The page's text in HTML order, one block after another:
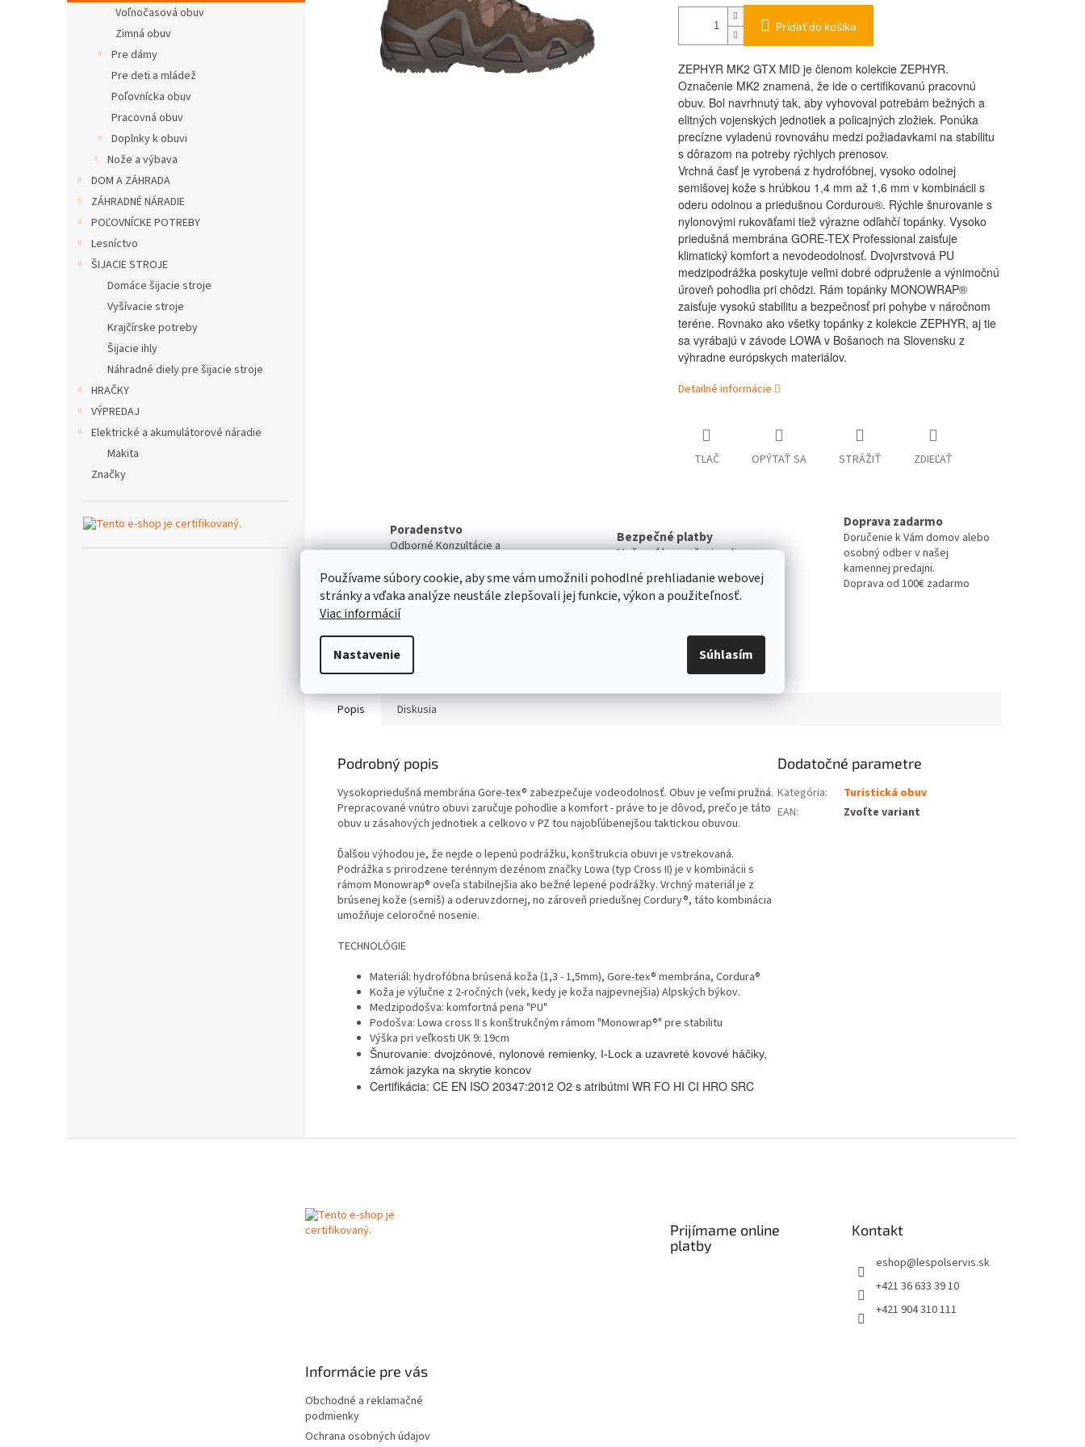
Používame súbory cookie, aby sme vám umožnili pohodlné prehliadanie webovej
stránky a vďaka analýze neustále zlepšovali jej funkcie, výkon a použiteľnosť.
Viac informácií
Nastavenie Súhlasím
Voľnočasová obuv
Zimná obuv
Pre dámy
Pre deti a mládež
Poľovnícka obuv
Pracovná obuv
Doplnky k obuvi
Nože a výbava
DOM A ZÁHRADA
ZÁHRADNÉ NÁRADIE
POĽOVNÍCKE POTREBY
Lesníctvo
ŠIJACIE STROJE
Domáce šijacie stroje
Vyšívacie stroje
Krajčírske potreby
Šijacie ihly
Náhradné diely pre šijacie stroje
HRAČKY
VÝPREDAJ
Elektrické a akumulátorové náradie
Makita
Značky
Pridať do košíka
ZEPHYR MK2 GTX MID je členom kolekcie ZEPHYR.
Označenie MK2 znamená, že ide o certifikovanú pracovnú
obuv. Bol navrhnutý tak, aby vyhovoval potrebám bežných a
elitných vojenských jednotiek a policajných zložiek. Ponúka
precízne vyladenú rovnováhu medzi požiadavkami na stabilitu
s dôrazom na potreby rýchlych prenosov.
Vrchná časť je vyrobená z hydrofóbnej, vysoko odolnej
semišovej kože s hrúbkou 1,4 mm až 1,6 mm v kombinácii s
oderu odolnou a priedušnou Cordurou®. Rýchle šnurovanie s
nylonovými rukoväťami tiež výrazne odľahčí topánky. Vysoko
priedušná membrána GORE-TEX Professional zaisťuje
klimatický komfort a nevodeodolnosť. Dvojvrstvová PU
medzipodrážka poskytuje veľmi dobré odpruženie a výnimočnú
úroveň pohodlia pri chôdzi. Rám topánky MONOWRAP®
zaisťuje vysokú stabilitu a bezpečnosť pri pohybe v náročnom
teréne. Rovnako ako všetky topánky z kolekcie ZEPHYR, aj tie
sa vyrábajú v závode LOWA v Bošanoch na Slovensku z
výhradne európskych materiálov.
Detailné informácie
TLAČ OPÝTAŤ SA STRÁŽIŤ ZDIEĽAŤ
Poradenstvo
Odborné Konzultácie a
produktov
Bezpečné platby
Možnosť bezpečnej on-line
Platby
Doprava zadarmo
Doručenie k Vám domov alebo
osobný odber v našej
kamennej predajni.
Doprava od 100€ zadarmo
Servis
Kvalitný záručný aj pozáručný servis
Viac o našich servisných službách ....
Popis Diskusia
Podrobný popis
Vysokopriedušná membrána Gore-tex® zabezpečuje vodeodolnosť. Obuv je veľmi pružná.
Prepracované vnútro obuvi zaručuje pohodlie a komfort - práve to je dôvod, prečo je táto
obuv u zásahových jednotiek a celkovo v PZ tou najobľúbenejšou taktickou obuvou.
Ďalšou výhodou je, že nejde o lepenú podrážku, konštrukcia obuvi je vstrekovaná.
Podrážka s prirodzene terénnym dezénom značky Lowa (typ Cross II) je v kombinácii s
rámom Monowrap® oveľa stabilnejšia ako bežné lepené podrážky. Vrchný materiál je z
brúsenej kože (semiš) a oderuvzdornej, no zároveň priedušnej Cordury®, táto kombinácia
umožňuje celoročné nosenie.
TECHNOLÓGIE
Materiál: hydrofóbna brúsená koža (1,3 - 1,5mm), Gore-tex® membrána, Cordura®
Koža je výlučne z 2-ročných (vek, kedy je koža najpevnejšia) Alpských býkov.
Medzipodošva: komfortná pena "PU"
Podošva: Lowa cross II s konštrukčným rámom "Monowrap®" pre stabilitu
Výška pri veľkosti UK 9: 19cm
Šnurovanie: dvojzónové, nylonové remienky, I-Lock a uzavreté kovové háčiky,
zámok jazyka na skrytie koncov
Certifikácia: CE EN ISO 20347:2012 O2 s atribútmi WR FO HI CI HRO SRC
Dodatočné parametre
Kategória:
Turistická obuv
EAN: Zvoľte variant
Prijímame online
platby
Kontakt
eshop@lespolservis.sk
+421 36 633 39 10
+421 904 310 111
Informácie pre vás
Obchodné a reklamačné
podmienky
Ochrana osobných údajov